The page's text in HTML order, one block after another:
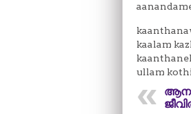
kaalam
ullam